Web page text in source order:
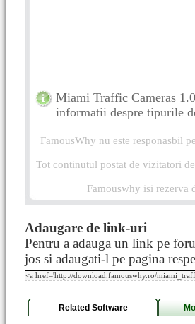
Miami Traffic Cameras
informatii despre tipurile
FamousWhy nu este responasbil
Tot continutul postat de vizitatori
Famouswhy isi rezerva
Adaugare de link-uri
Pentru a adauga un link pe
jos si adaugati-l pe pagina
Related Software